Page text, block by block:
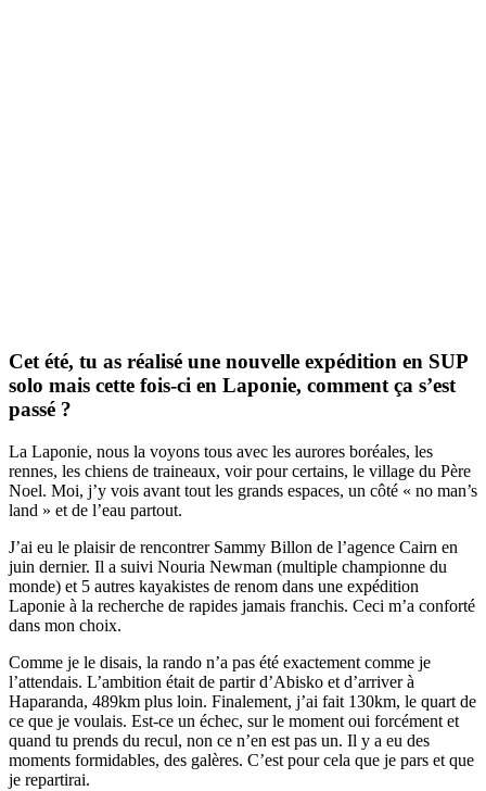
Cet été, tu as réalisé une nouvelle expédition en SUP
solo mais cette fois-ci en Laponie, comment ça s’est
passé ?
La Laponie, nous la voyons tous avec les aurores boréales, les
rennes, les chiens de traineaux, voir pour certains, le village du Père
Noel. Moi, j’y vois avant tout les grands espaces, un côté « no man’s
land » et de l’eau partout.
J’ai eu le plaisir de rencontrer Sammy Billon de l’agence Cairn en
juin dernier. Il a suivi Nouria Newman (multiple championne du
monde) et 5 autres kayakistes de renom dans une expédition
Laponie à la recherche de rapides jamais franchis. Ceci m’a conforté
dans mon choix.
Comme je le disais, la rando n’a pas été exactement comme je
l’attendais. L’ambition était de partir d’Abisko et d’arriver à
Haparanda, 489km plus loin. Finalement, j’ai fait 130km, le quart de
ce que je voulais. Est-ce un échec, sur le moment oui forcément et
quand tu prends du recul, non ce n’en est pas un. Il y a eu des
moments formidables, des galères. C’est pour cela que je pars et que
je repartirai.